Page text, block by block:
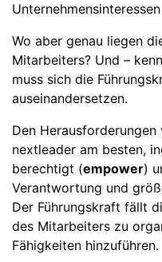
Wo aber genau liegen
Mitarbeiters? Und –
muss sich die
auseinandersetzen.
Den
nextleader am besten,
berechtigt (empower)
Verantwortung und
Der Führungskraft fällt
des Mitarbeiters zu
Fähigkeiten hinzuführen.